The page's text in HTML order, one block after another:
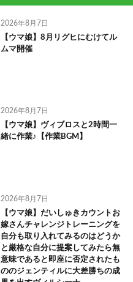
2026年8月7日
【ウマ娘】8月リグヒにむけてル
ムマ開催
2026年8月7日
【ウマ娘】ヴィブロスと2時間一
緒に作業♪【作業BGM】
2026年8月7日
【ウマ娘】だいしゅきカウントお
嫁さんチャレンジトレーニングを
自分も取り入れてみるのはどうか
と厳格な自分に提案してみたら無
意味であると即座に否定されたも
ののジェンティルに大差勝ちの成